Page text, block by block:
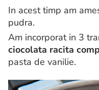
In acest timp am
pudra.
Am incorporat in 3
ciocolata racita
pasta de vanilie.